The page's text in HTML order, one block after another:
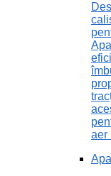
aer